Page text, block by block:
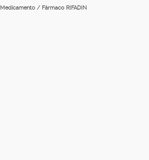
Medicamento / Fármaco RIFADIN